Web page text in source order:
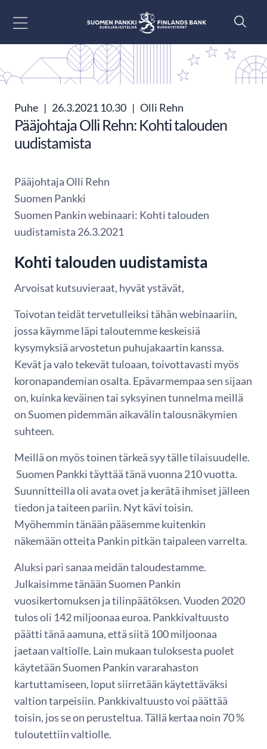
Puhe | 26.3.2021 10.30 | Olli Rehn
Pääjohtaja Olli Rehn: Kohti talouden
uudistamista
Pääjohtaja Olli Rehn
Suomen Pankki
Suomen Pankin webinaari: Kohti talouden
uudistamista 26.3.2021
Kohti talouden uudistamista
Arvoisat kutsuvieraat, hyvät ystävät,
Toivotan teidät tervetulleiksi tähän webinaariin,
jossa käymme läpi taloutemme keskeisiä
kysymyksiä arvostetun puhujakaartin kanssa.
Kevät ja valo tekevät tuloaan, toivottavasti myös
koronapandemian osalta. Epävarmempaa sen sijaan
on, kuinka keväinen tai syksyinen tunnelma meillä
on Suomen pidemmän aikavälin talousnäkymien
suhteen.
Meillä on myös toinen tärkeä syy tälle tilaisuudelle.
Suomen Pankki täyttää tänä vuonna 210 vuotta.
Suunnitteilla oli avata ovet ja kerätä ihmiset jälleen
tiedon ja taiteen pariin. Nyt kävi toisin.
Myöhemmin tänään pääsemme kuitenkin
näkemään otteita Pankin pitkän taipaleen varrelta.
Aluksi pari sanaa meidän taloudestamme.
Julkaisimme tänään Suomen Pankin
vuosikertomuksen ja tilinpäätöksen. Vuoden 2020
tulos oli 142 miljoonaa euroa. Pankkivaltuusto
päätti tänä aamuna, että siitä 100 miljoonaa
jaetaan valtiolle. Lain mukaan tuloksesta puolet
käytetään Suomen Pankin vararahaston
kartuttamiseen, loput siirretään käytettäväksi
valtion tarpeisiin. Pankkivaltuusto voi päättää
toisin, jos se on perusteltua. Tällä kertaa noin 70 %
tuloutettiin valtiolle.